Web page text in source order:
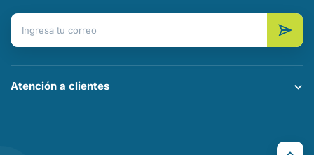
Correo electrónico
Atención a clientes